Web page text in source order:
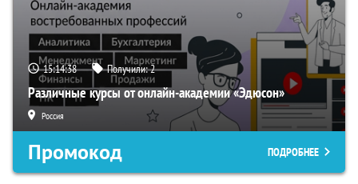
15:14:37 Получили:2
Различные курсы от онлайн-академии «Эдюсон»
Россия
Промокод ПОДРОБНЕЕ